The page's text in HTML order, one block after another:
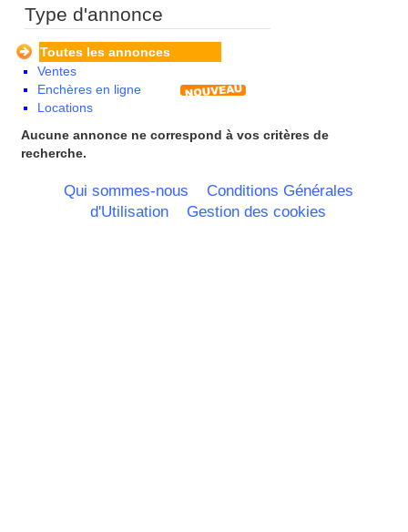
Languedoc Roussillon
Limousin
Lorraine
Martinique
Mayotte
Midi Pyrenees - Espagne -
Portugal
Nord Pas de Calais - Belgique -
Pays de la Loire
Picardie
Poitou Charentes
Type d'annonce
Toutes les annonces
Ventes
Enchères en ligne
Locations
Aucune annonce ne correspond à vos critères de
recherche.
Qui sommes-nous
Conditions Générales
d'Utilisation
Gestion des cookies